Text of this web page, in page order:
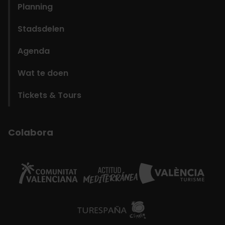
Planning
Stadsdelen
Agenda
Wat te doen
Tickets & Tours
Colabora